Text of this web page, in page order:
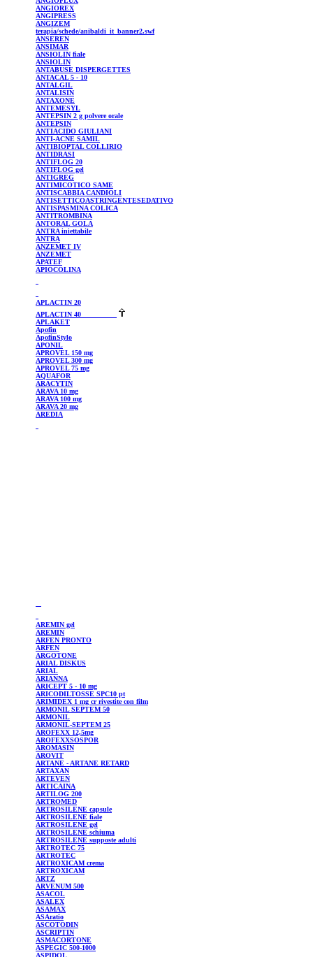
ANGIOREX
ANGIPRESS
ANGIZEM
terapia/schede/anibaldi_it_banner2.swf
ANSEREN
ANSIMAR
ANSIOLIN fiale
ANSIOLIN
ANTABUSE DISPERGETTES
ANTACAL5 - 10
ANTALGIL
ANTALISIN
ANTAXONE
ANTEMESYL
ANTEPSIN 2 g polvere orale
ANTEPSIN
ANTIACIDO GIULIANI
ANTI-ACNE SAMIL
ANTIBIOPTALCOLLIRIO
ANTIDRASI
ANTIFLOG 20
ANTIFLOG gel
ANTIGREG
ANTIMICOTICO SAME
ANTISCABBIA CANDIOLI
ANTISETTICOASTRINGENTESEDATIVO
ANTISPASMINACOLICA
ANTITROMBINA
ANTORALGOLA
ANTRAiniettabile
ANTRA
ANZEMET IV
ANZEMET
APATEF
APIOCOLINA
APLACTIN 20
APLACTIN 40
APLAKET
Apofin
ApofinStylo
APONIL
APROVEL150 mg
APROVEL300 mg
APROVEL75 mg
AQUAFOR
ARACYTIN
ARAVA 10 mg
ARAVA 100 mg
ARAVA 20 mg
AREDIA
AREMIN gel
AREMIN
ARFEN PRONTO
ARFEN
ARGOTONE
ARIALDISKUS
ARIAL
ARIANNA
ARICEPT 5 - 10 mg
ARICODILTOSSE SPC10 pt
ARIMIDEX 1 mg cr rivestite con film
ARMONILSEPTEM 50
ARMONIL
ARMONIL-SEPTEM 25
AROFEXX 12,5mg
AROFEXXSOSPOR
AROMASIN
AROVIT
ARTANE - ARTANE RETARD
ARTAXAN
ARTEVEN
ARTICAINA
ARTILOG 200
ARTROMED
ARTROSILENE capsule
ARTROSILENE fiale
ARTROSILENE gel
ARTROSILENE schiuma
ARTROSILENE supposte adulti
ARTROTEC 75
ARTROTEC
ARTROXICAM crema
ARTROXICAM
ARTZ
ARVENUM 500
ASACOL
ASALEX
ASAMAX
ASAratio
ASCOTODIN
ASCRIPTIN
ASMACORTONE
ASPEGIC 500-1000
ASPIDOL